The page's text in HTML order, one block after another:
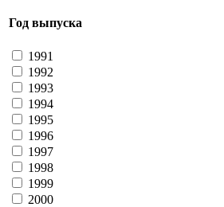
25003 - лотерея
РОСТО (ДОСААФ)
Серебряный Век
СМФ детских организаций
Год выпуска
1991
1992
1993
1994
1995
1996
1997
1998
1999
2000